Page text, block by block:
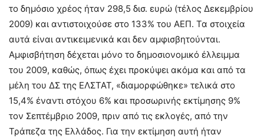
το δημόσιο χρέος ήταν 298,5 δισ. ευρώ (τέλος Δεκεμβρίου
2009) και αντιστοιχούσε στο 133% του ΑΕΠ. Τα στοιχεία
αυτά είναι αντικειμενικά και δεν αμφισβητούνται.
Αμφισβήτηση δέχεται μόνο το δημοσιονομικό έλλειμμα
του 2009, καθώς, όπως έχει προκύψει ακόμα και από τα
μέλη του ΔΣ της ΕΛΣΤΑΤ, «διαμορφώθηκε» τελικά στο
15,4% έναντι στόχου 6% και προσωρινής εκτίμησης 9%
τον Σεπτέμβριο 2009, πριν από τις εκλογές, από την
Τράπεζα της Ελλάδος. Για την εκτίμηση αυτή ήταν